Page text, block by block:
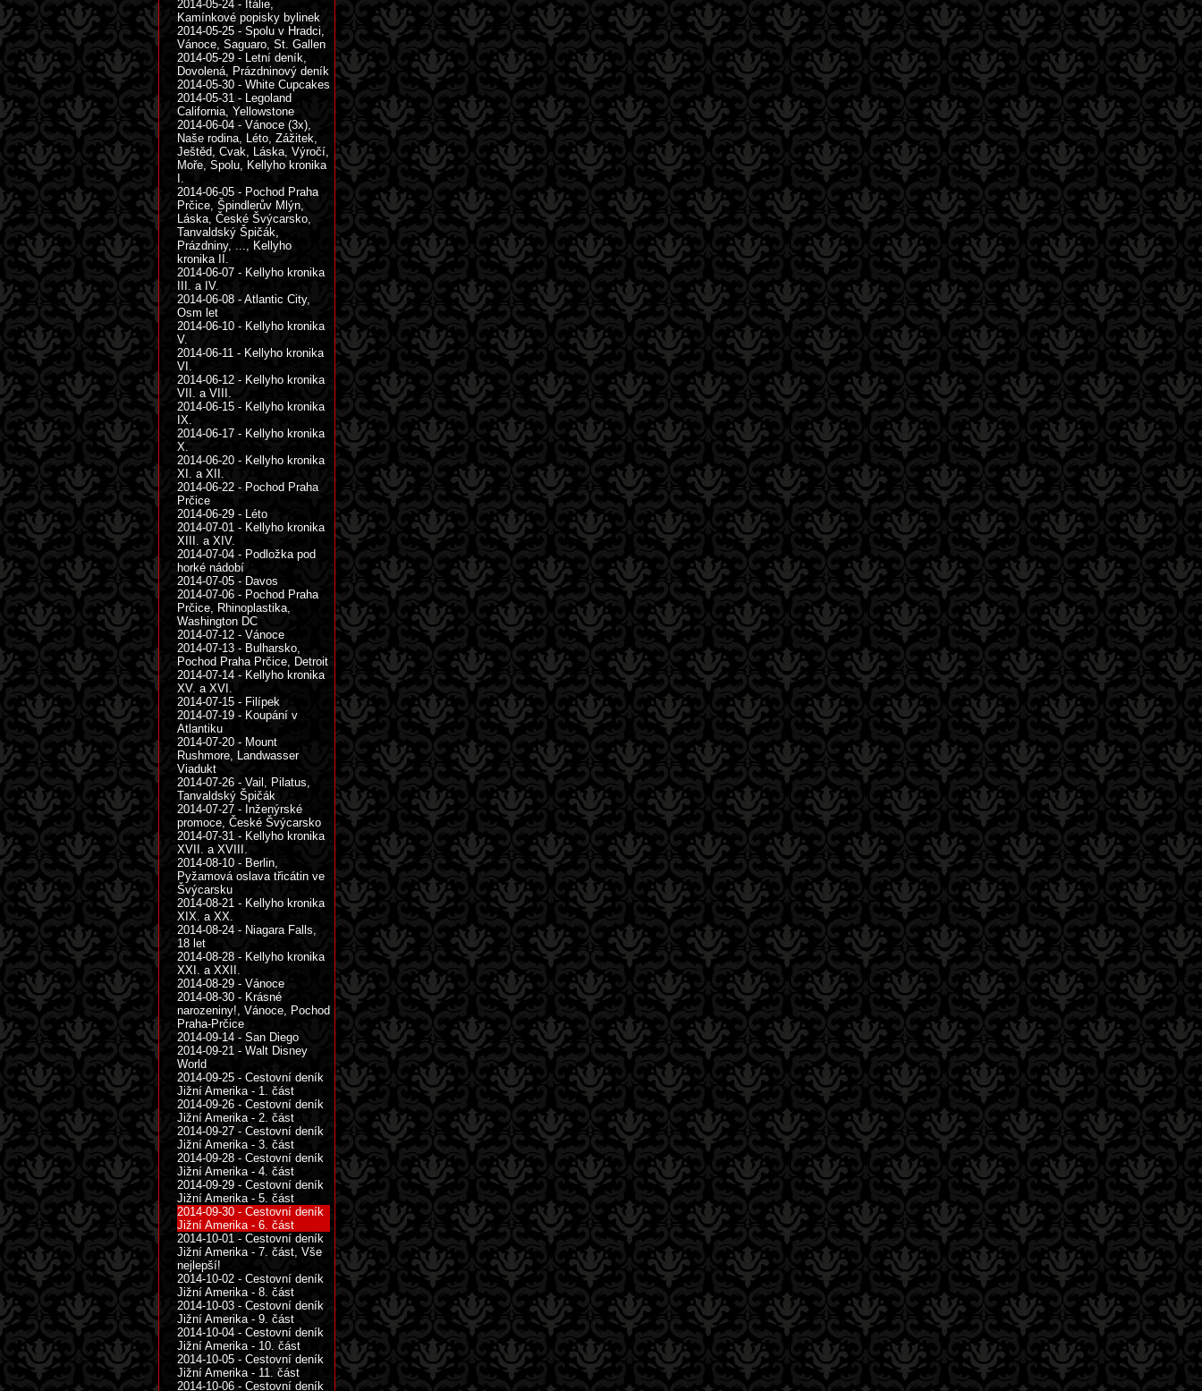
2014-05-24 - Itálie,
Kamínkové popisky bylinek
2014-05-25 - Spolu v Hradci,
Vánoce, Saguaro, St. Gallen
2014-05-29 - Letní deník,
Dovolená, Prázdninový deník
2014-05-30 - White Cupcakes
2014-05-31 - Legoland
California, Yellowstone
2014-06-04 - Vánoce (3x),
Naše rodina, Léto, Zážitek,
Ještěd, Cvak, Láska, Výročí,
Moře, Spolu, Kellyho kronika
I.
2014-06-05 - Pochod Praha
Prčice, Špindlerův Mlýn,
Láska, České Švýcarsko,
Tanvaldský Špičák,
Prázdniny, ..., Kellyho
kronika II.
2014-06-07 - Kellyho kronika
III. a IV.
2014-06-08 - Atlantic City,
Osm let
2014-06-10 - Kellyho kronika
V.
2014-06-11 - Kellyho kronika
VI.
2014-06-12 - Kellyho kronika
VII. a VIII.
2014-06-15 - Kellyho kronika
IX.
2014-06-17 - Kellyho kronika
X.
2014-06-20 - Kellyho kronika
XI. a XII.
2014-06-22 - Pochod Praha
Prčice
2014-06-29 - Léto
2014-07-01 - Kellyho kronika
XIII. a XIV.
2014-07-04 - Podložka pod
horké nádobí
2014-07-05 - Davos
2014-07-06 - Pochod Praha
Prčice, Rhinoplastika,
Washington DC
2014-07-12 - Vánoce
2014-07-13 - Bulharsko,
Pochod Praha Prčice, Detroit
2014-07-14 - Kellyho kronika
XV. a XVI.
2014-07-15 - Filípek
2014-07-19 - Koupání v
Atlantiku
2014-07-20 - Mount
Rushmore, Landwasser
Viadukt
2014-07-26 - Vail, Pilatus,
Tanvaldský Špičák
2014-07-27 - Inženýrské
promoce, České Švýcarsko
2014-07-31 - Kellyho kronika
XVII. a XVIII.
2014-08-10 - Berlin,
Pyžamová oslava třicátin ve
Švýcarsku
2014-08-21 - Kellyho kronika
XIX. a XX.
2014-08-24 - Niagara Falls,
18 let
2014-08-28 - Kellyho kronika
XXI. a XXII.
2014-08-29 - Vánoce
2014-08-30 - Krásné
narozeniny!, Vánoce, Pochod
Praha-Prčice
2014-09-14 - San Diego
2014-09-21 - Walt Disney
World
2014-09-25 - Cestovní deník
Jižní Amerika - 1. část
2014-09-26 - Cestovní deník
Jižní Amerika - 2. část
2014-09-27 - Cestovní deník
Jižní Amerika - 3. část
2014-09-28 - Cestovní deník
Jižní Amerika - 4. část
2014-09-29 - Cestovní deník
Jižní Amerika - 5. část
2014-09-30 - Cestovní deník
Jižní Amerika - 6. část
2014-10-01 - Cestovní deník
Jižní Amerika - 7. část, Vše
nejlepší!
2014-10-02 - Cestovní deník
Jižní Amerika - 8. část
2014-10-03 - Cestovní deník
Jižní Amerika - 9. část
2014-10-04 - Cestovní deník
Jižní Amerika - 10. část
2014-10-05 - Cestovní deník
Jižní Amerika - 11. část
2014-10-06 - Cestovní deník